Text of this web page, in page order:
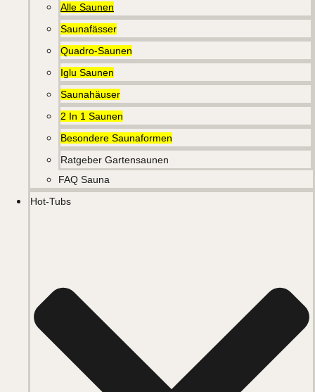
Alle Saunen
Saunafässer
Quadro-Saunen
Iglu Saunen
Saunahäuser
2 In 1 Saunen
Besondere Saunaformen
Ratgeber Gartensaunen
FAQ Sauna
Hot-Tubs